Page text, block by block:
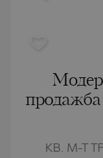
продажба
КВ. М-Т